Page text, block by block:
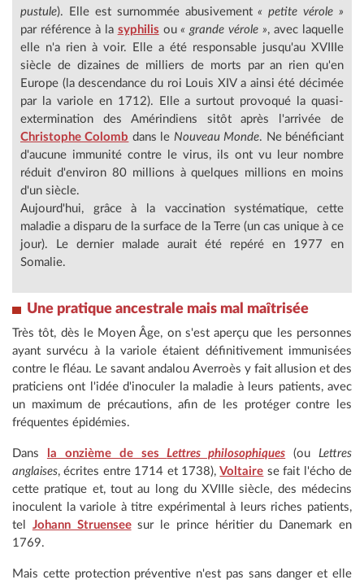
pustule). Elle est surnommée abusivement« petite vérole »
par référence à la syphilis ou« grande vérole », avec laquelle
elle n'a rien à voir. Elle a été responsable jusqu'au XVIIIe
siècle de dizaines de milliers de morts par an rien qu'en
Europe (la descendance du roi Louis XIV a ainsi été décimée
par la variole en 1712). Elle a surtout provoqué la quasi-
extermination des Amérindiens sitôt après l'arrivée de
Christophe Colomb dans le Nouveau Monde. Ne bénéficiant
d'aucune immunité contre le virus, ils ont vu leur nombre
réduit d'environ 80 millions à quelques millions en moins
d'un siècle.
Aujourd'hui, grâce à la vaccination systématique, cette
maladie a disparu de la surface de la Terre (un cas unique à ce
jour). Le dernier malade aurait été repéré en 1977 en
Somalie.
Une pratique ancestrale mais mal maîtrisée
Très tôt, dès le Moyen Âge, on s'est aperçu que les personnes
ayant survécu à la variole étaient définitivement immunisées
contre le fléau. Le savant andalou Averroès y fait allusion et des
praticiens ont l'idée d'inoculer la maladie à leurs patients, avec
un maximum de précautions, afin de les protéger contre les
fréquentes épidémies.
Dans la onzième de sesLettres philosophiques (ou Lettres
anglaises, écrites entre 1714 et 1738),Voltaire se fait l'écho de
cette pratique et, tout au long du XVIIIe siècle, des médecins
inoculent la variole à titre expérimental à leurs riches patients,
tel Johann Struenseesur le prince héritier du Danemark en
1769.
Mais cette protection préventive n'est pas sans danger et elle